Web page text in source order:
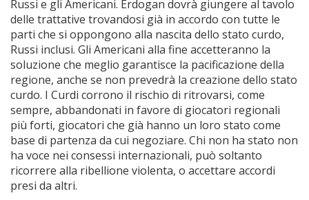
Russi e gli Americani. Erdogan dovrà giungere al tavolo
delle trattative trovandosi già in accordo con tutte le
parti che si oppongono alla nascita dello stato curdo,
Russi inclusi. Gli Americani alla fine accetteranno la
soluzione che meglio garantisce la pacificazione della
regione, anche se non prevedrà la creazione dello stato
curdo. I Curdi corrono il rischio di ritrovarsi, come
sempre, abbandonati in favore di giocatori regionali
più forti, giocatori che già hanno un loro stato come
base di partenza da cui negoziare. Chi non ha stato non
ha voce nei consessi internazionali, può soltanto
ricorrere alla ribellione violenta, o accettare accordi
presi da altri.